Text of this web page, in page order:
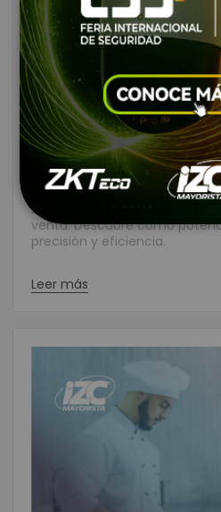
Usos Prácticos de
Punto de Venta
Creado: Febrero 02, 2024 |
Comentarios: 6 Tags:
Explora los usos prácticos de
venta. Descubre cómo
precisión y eficiencia.
Leer más